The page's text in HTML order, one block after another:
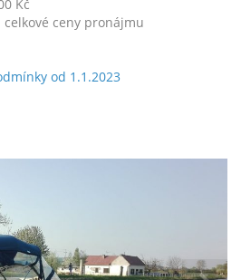
Kč
celkové ceny pronájmu
od 1.1.2023